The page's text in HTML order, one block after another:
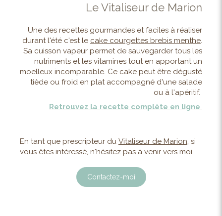
Le Vitaliseur de Marion
Une des recettes gourmandes et faciles à réaliser
durant l'été c'est le cake courgettes brebis menthe.
Sa cuisson vapeur permet de sauvegarder tous les
nutriments et les vitamines tout en apportant un
moelleux incomparable. Ce cake peut être dégusté
tiède ou froid en plat accompagné d'une salade
ou à l'apéritif.
Retrouvez la recette complète en ligne
En tant que prescripteur du Vitaliseur de Marion, si
vous êtes intéressé, n'hésitez pas à venir vers moi.
Contactez-moi